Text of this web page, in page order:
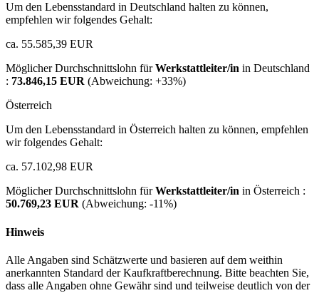
Um den Lebensstandard in Deutschland halten zu können,
empfehlen wir folgendes Gehalt:
ca. 55.585,39 EUR
Möglicher Durchschnittslohn fürWerkstattleiter/in in Deutschland
: 73.846,15 EUR (Abweichung: +33%)
Österreich
Um den Lebensstandard in Österreich halten zu können, empfehlen
wir folgendes Gehalt:
ca. 57.102,98 EUR
Möglicher Durchschnittslohn fürWerkstattleiter/in in Österreich :
50.769,23 EUR (Abweichung: -11%)
Hinweis
Alle Angaben sind Schätzwerte und basieren auf dem weithin
anerkannten Standard der Kaufkraftberechnung. Bitte beachten Sie,
dass alle Angaben ohne Gewähr sind und teilweise deutlich von der